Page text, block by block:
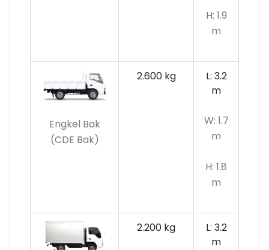
H: 1.9
m
Engkel Bak
(CDE Bak)
2.600 kg
L: 3.2
m
W: 1.7
m
H: 1.8
m
2.200 kg
L: 3.2
m